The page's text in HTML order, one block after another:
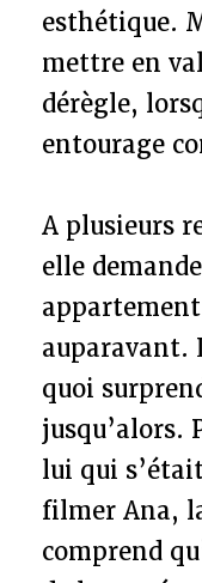
esthétique.
mettre en
dérègle,
entourage
A plusieurs
elle
auparavant.
quoi
jusqu’alors.
lui qui
filmer Ana,
comprend